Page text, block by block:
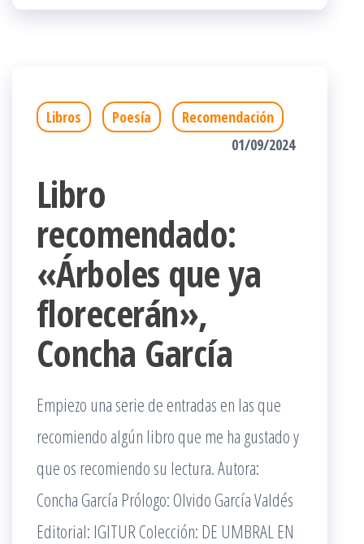
Libros Poesía
Recomendación
01/09/2024
Libro
recomendado:
«Árboles que ya
florecerán»,
Concha García
Empiezo una serie de entradas en las que
recomiendo algún libro que me ha gustado y
que os recomiendo su lectura. Autora:
Concha García Prólogo: Olvido García Valdés
Editorial: IGITUR Colección: DE UMBRAL EN